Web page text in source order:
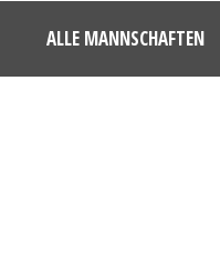
ALLE MANNSCHAFTEN